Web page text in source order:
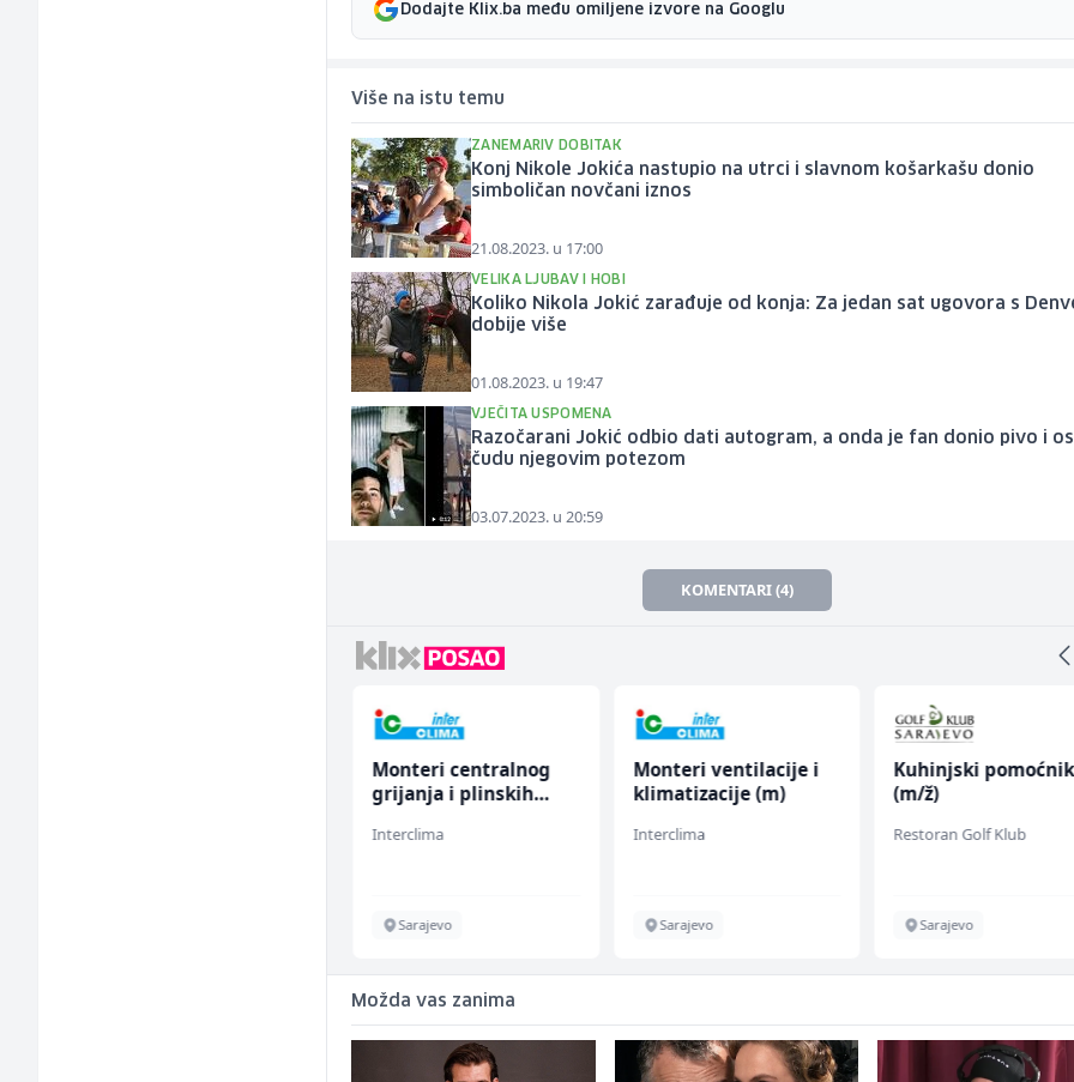
Dodajte Klix.ba među omiljene izvore na Googlu
Više na istu temu
ZANEMARIV DOBITAK
Konj Nikole Jokića nastupio na utrci i slavnom košarkašu donio
simboličan novčani iznos
21.08.2023. u 17:00
VELIKA LJUBAV I HOBI
Koliko Nikola Jokić zarađuje od konja: Za jedan sat ugovora s
dobije više
01.08.2023. u 19:47
VJEČITA USPOMENA
Razočarani Jokić odbio dati autogram, a onda je fan donio pivo i
čudu njegovim potezom
03.07.2023. u 20:59
KOMENTARI (4)
Monteri centralnog
grijanja i plinskih
Interclima
Sarajevo
Monteri ventilacije i
klimatizacije (m)
Interclima
Sarajevo
Kuhinjski pomoćnik
(m/ž)
Restoran Golf Klub
Sarajevo
Možda vas zanima